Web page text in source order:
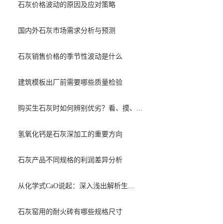
石灰价格波动的原因及应对策略
国内外石灰市场需求分析与预测
石灰销售价格的季节性波动是什么
建筑模板出厂前需要哪些质量检验
购买生石灰时如何辨别优劣？看、摸、...
氢氧化钙是石灰深加工的重要方向
石灰产品不同规格的利润差异分析
从化学式CaO说起：深入浅出解析生...
石灰窑用的耐火砖有哪些规格尺寸